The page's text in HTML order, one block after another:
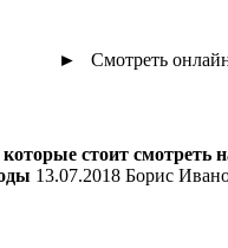
► Смотреть
стоит смотреть
13.07.2018 Борис